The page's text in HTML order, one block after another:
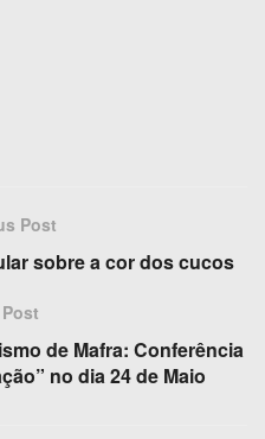
Post
sobre a cor dos cucos
de Mafra: Conferência
no dia 24 de Maio